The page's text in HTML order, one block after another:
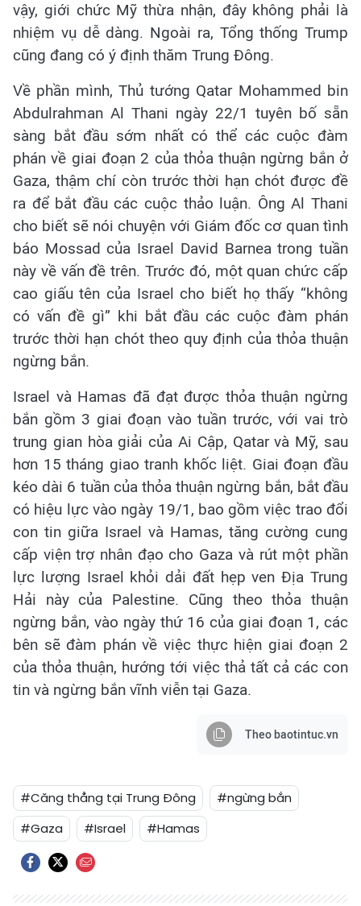
vậy, giới chức Mỹ thừa nhận, đây không phải là
nhiệm vụ dễ dàng. Ngoài ra, Tổng thống Trump
cũng đang có ý định thăm Trung Đông.
Về phần mình, Thủ tướng Qatar Mohammed bin
Abdulrahman Al Thani ngày 22/1 tuyên bố sẵn
sàng bắt đầu sớm nhất có thể các cuộc đàm
phán về giai đoạn 2 của thỏa thuận ngừng bắn ở
Gaza, thậm chí còn trước thời hạn chót được đề
ra để bắt đầu các cuộc thảo luận. Ông Al Thani
cho biết sẽ nói chuyện với Giám đốc cơ quan tình
báo Mossad của Israel David Barnea trong tuần
này về vấn đề trên. Trước đó, một quan chức cấp
cao giấu tên của Israel cho biết họ thấy “không
có vấn đề gì” khi bắt đầu các cuộc đàm phán
trước thời hạn chót theo quy định của thỏa thuận
ngừng bắn.
Israel và Hamas đã đạt được thỏa thuận ngừng
bắn gồm 3 giai đoạn vào tuần trước, với vai trò
trung gian hòa giải của Ai Cập, Qatar và Mỹ, sau
hơn 15 tháng giao tranh khốc liệt. Giai đoạn đầu
kéo dài 6 tuần của thỏa thuận ngừng bắn, bắt đầu
có hiệu lực vào ngày 19/1, bao gồm việc trao đổi
con tin giữa Israel và Hamas, tăng cường cung
cấp viện trợ nhân đạo cho Gaza và rút một phần
lực lượng Israel khỏi dải đất hẹp ven Địa Trung
Hải này của Palestine. Cũng theo thỏa thuận
ngừng bắn, vào ngày thứ 16 của giai đoạn 1, các
bên sẽ đàm phán về việc thực hiện giai đoạn 2
của thỏa thuận, hướng tới việc thả tất cả các con
tin và ngừng bắn vĩnh viễn tại Gaza.
Theo baotintuc.vn
#Căng thẳng tại Trung Đông
#ngừng bắn
#Gaza
#Israel #Hamas